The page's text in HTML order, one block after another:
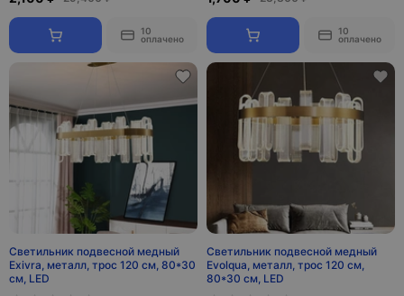
10
оплачено
10
оплачено
Светильник подвесной медный
Exivra, металл, трос 120 см, 80*30
см, LED
Светильник подвесной медный
Evolqua, металл, трос 120 см,
80*30 см, LED